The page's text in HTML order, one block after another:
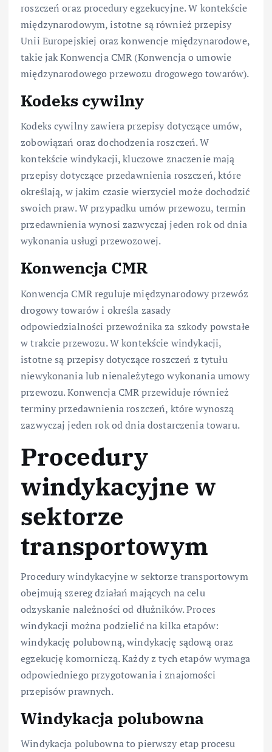
roszczeń oraz procedury egzekucyjne. W kontekście
międzynarodowym, istotne są również przepisy
Unii Europejskiej oraz konwencje międzynarodowe,
takie jak Konwencja CMR (Konwencja o umowie
międzynarodowego przewozu drogowego towarów).
Kodeks cywilny
Kodeks cywilny zawiera przepisy dotyczące umów,
zobowiązań oraz dochodzenia roszczeń. W
kontekście windykacji, kluczowe znaczenie mają
przepisy dotyczące przedawnienia roszczeń, które
określają, w jakim czasie wierzyciel może dochodzić
swoich praw. W przypadku umów przewozu, termin
przedawnienia wynosi zazwyczaj jeden rok od dnia
wykonania usługi przewozowej.
Konwencja CMR
Konwencja CMR reguluje międzynarodowy przewóz
drogowy towarów i określa zasady
odpowiedzialności przewoźnika za szkody powstałe
w trakcie przewozu. W kontekście windykacji,
istotne są przepisy dotyczące roszczeń z tytułu
niewykonania lub nienależytego wykonania umowy
przewozu. Konwencja CMR przewiduje również
terminy przedawnienia roszczeń, które wynoszą
zazwyczaj jeden rok od dnia dostarczenia towaru.
Procedury
windykacyjne w
sektorze
transportowym
Procedury windykacyjne w sektorze transportowym
obejmują szereg działań mających na celu
odzyskanie należności od dłużników. Proces
windykacji można podzielić na kilka etapów:
windykację polubowną, windykację sądową oraz
egzekucję komorniczą. Każdy z tych etapów wymaga
odpowiedniego przygotowania i znajomości
przepisów prawnych.
Windykacja polubowna
Windykacja polubowna to pierwszy etap procesu